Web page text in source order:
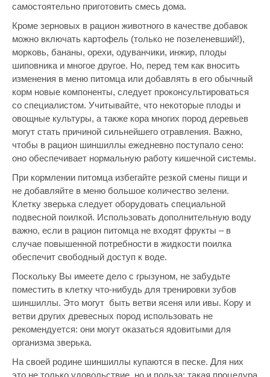
самостоятельно приготовить смесь дома.
Кроме зерновых в рацион животного в качестве добавок
можно включать картофель (только не позеленевший!),
морковь, бананы, орехи, одуванчики, инжир, плоды
шиповника и многое другое. Но, перед тем как вносить
изменения в меню питомца или добавлять в его обычный
корм новые компоненты, следует проконсультироваться
со специалистом. Учитывайте, что некоторые плоды и
овощные культуры, а также кора многих пород деревьев
могут стать причиной сильнейшего отравления. Важно,
чтобы в рацион шиншиллы ежедневно поступало сено:
оно обеспечивает нормальную работу кишечной системы.
При кормлении питомца избегайте резкой смены пищи и
не добавляйте в меню большое количество зелени.
Клетку зверька следует оборудовать специальной
подвесной поилкой. Использовать дополнительную воду
важно, если в рацион питомца не входят фрукты – в
случае повышенной потребности в жидкости поилка
обеспечит свободный доступ к воде.
Поскольку Вы имеете дело с грызуном, не забудьте
поместить в клетку что-нибудь для тренировки зубов
шиншиллы. Это могут быть ветви ясеня или ивы. Кору и
ветви других древесных пород использовать не
рекомендуется: они могут оказаться ядовитыми для
организма зверька.
На своей родине шиншиллы купаются в песке. Для них
это не только удовольствие, но и польза: такая процедура